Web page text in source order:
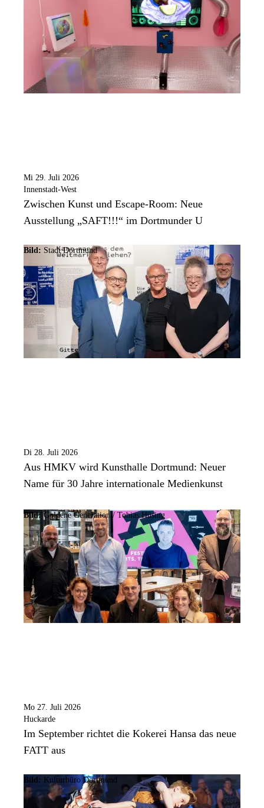
Mi 29. Juli 2026
Innenstadt-West
Zwischen Kunst und Escape-Room: Neue
Ausstellung „SAFT!!!“ im Dortmunder U
Bild: Stadt Dortmund
Di 28. Juli 2026
Aus HMKV wird Kunsthalle Dortmund: Neuer
Name für 30 Jahre internationale Medienkunst
Bild: Goldene Generation / Tobias Hüsing
Mo 27. Juli 2026
Huckarde
Im September richtet die Kokerei Hansa das neue
FATT aus
Bild: Kulturbüro Dortmund